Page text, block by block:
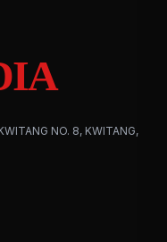
NO. 8, KWITANG,